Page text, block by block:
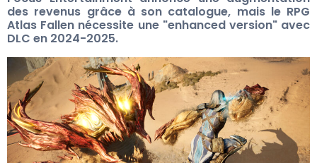
des revenus grâce à son catalogue, mais le RPG
Atlas Fallen nécessite une "enhanced version" avec
DLC en 2024-2025.